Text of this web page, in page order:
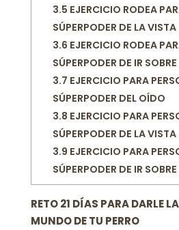
3.5 EJERCICIO RODEA
SÚPERPODER DE LA
3.6 EJERCICIO RODEA
SÚPERPODER DE IR
3.7 EJERCICIO PARA
SÚPERPODER DEL OÍDO
3.8 EJERCICIO PARA
SÚPERPODER DE LA VISTA
3.9 EJERCICIO PARA
SÚPERPODER DE IR
RETO 21 DÍAS PARA DARLE
MUNDO DE TU PERRO